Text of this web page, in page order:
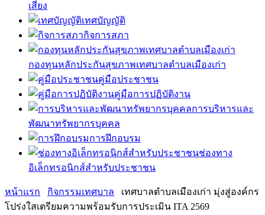
เสี่ยง
เทศบัญญัติ
กิจการสภา
กองทุนหลักประกันสุขภาพเทศบาลตำบลเมืองเก่า
คู่มือประชาชน
คู่มือการปฏิบัติงาน
การบริหารและ
พัฒนาทรัพยากรบุคคล
การฝึกอบรม
ช่องทาง
อิเล็กทรอนิกส์สำหรับประชาชน
หน้าแรก กิจกรรมเทศบาล
เทศบาลตำบลเมืองเก่า มุ่งสู่องค์กร
โปร่งใสเตรียมความพร้อมรับการประเมิน ITA 2569